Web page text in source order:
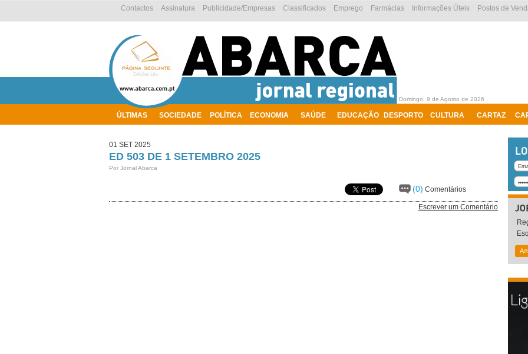
ÚLTIMAS SOCIEDADE POLÍTICA ECONOMIA SAÚDE EDUCAÇÃO DESPORTO CULTURA CARTAZ
Postos de
Informações Úteis
Farmácias
Emprego
Classificados
Publicidade/Empresas
Assinatura
Contactos
Domingo, 9 de Agosto de 2026
01 SET 2025
ED 503 DE 1 SETEMBRO 2025
Por Jornal Abarca
(0) Comentários
Escrever um Comentário